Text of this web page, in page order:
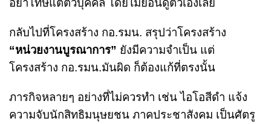
อย่าโทษแต่ตัวบุคคล โดยไม่ย้อนดูตัวเองเลย
กลับไปที่โครงสร้าง กอ.รมน. สรุปว่าโครงสร้าง
“หน่วยงานบูรณาการ” ยังมีความจำเป็น แต่
โครงสร้าง กอ.รมน.มันผิด ก็ต้องแก้ที่ตรงนั้น
ภารกิจหลายๆ อย่างที่ไม่ควรทำ เช่น ไอโอสีดำ แจ้ง
ความจับนักสิทธิมนุษยชน ภาคประชาสังคม เป็นศัตรู